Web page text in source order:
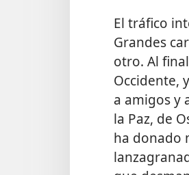
El tráfico
Grandes
otro. Al
Occidente, y
a amigos y
la Paz, de
ha donado